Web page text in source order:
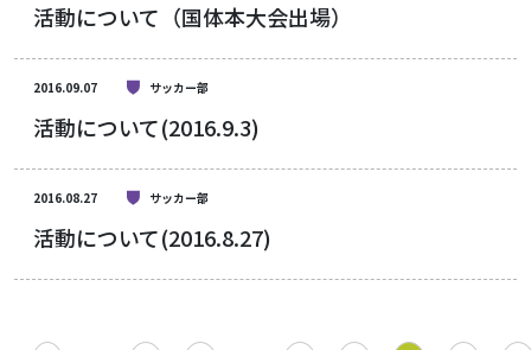
活動について（国体本大会出場）
2016.09.07 サッカー部
活動について(2016.9.3)
2016.08.27 サッカー部
活動について(2016.8.27)